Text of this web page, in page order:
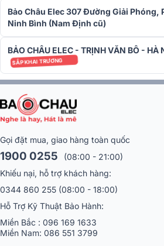
Đánh giá chất lượng Đầu CD
Ổ đọc đĩa SA-CD/CD hiện đại
Bảo Châu Elec 307 Đường Giải Phóng,
Ninh Bình (Nam Định cũ)
BẢO CHÂU ELEC - TRỊNH VĂN BÔ - HÀ
SẮP KHAI TRƯƠNG
Gọi đặt mua, giao hàng toàn quốc
1900 0255
(08:00 - 21:00)
Khiếu nại, hỗ trợ khách hàng:
0344 860 255 (08:00 - 18:00)
Hỗ Trợ Kỹ Thuật Bảo Hành:
Miền Bắc : 096 169 1633
Miền Nam: 086 551 3799